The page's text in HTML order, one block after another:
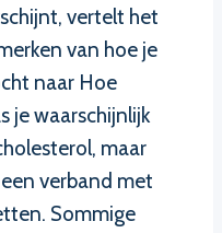
vertelt het
van hoe je
naar Hoe
je waarschijnlijk
maar
verband met
Sommige